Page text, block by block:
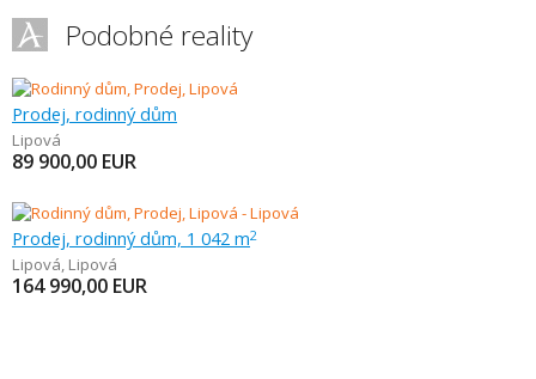
Podobné reality
Prodej, rodinný dům
Lipová
89 900,00 EUR
Prodej, rodinný dům, 1 042 m2
Lipová, Lipová
164 990,00 EUR